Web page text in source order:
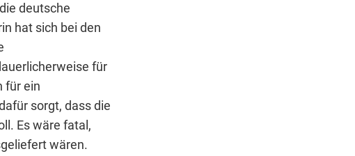
deutsche
hat sich bei den
für
für ein
sorgt, dass die
Es wäre fatal,
wären.